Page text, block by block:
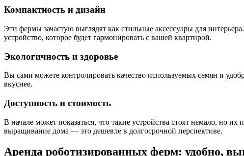
Компактность и дизайн
Эти фермы зачастую выглядят как стильные аксессуары для
устройство, которое будет гармонировать с вашей квартирой.
Экологичность и здоровье
Вы сами можете контролировать качество используемых семян и
вкуснее.
Доступность и стоимость
В начале может показаться, что такие устройства стоят немало, но
выращивание дома — это дешевле в долгосрочной перспективе.
Аренда роботизированных ферм: удобно,